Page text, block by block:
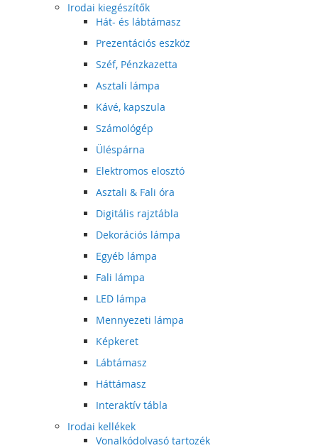
Irodai kiegészítők
Hát- és lábtámasz
Prezentációs eszköz
Széf, Pénzkazetta
Asztali lámpa
Kávé, kapszula
Számológép
Üléspárna
Elektromos elosztó
Asztali & Fali óra
Digitális rajztábla
Dekorációs lámpa
Egyéb lámpa
Fali lámpa
LED lámpa
Mennyezeti lámpa
Képkeret
Lábtámasz
Háttámasz
Interaktív tábla
Irodai kellékek
Vonalkódolvasó tartozék